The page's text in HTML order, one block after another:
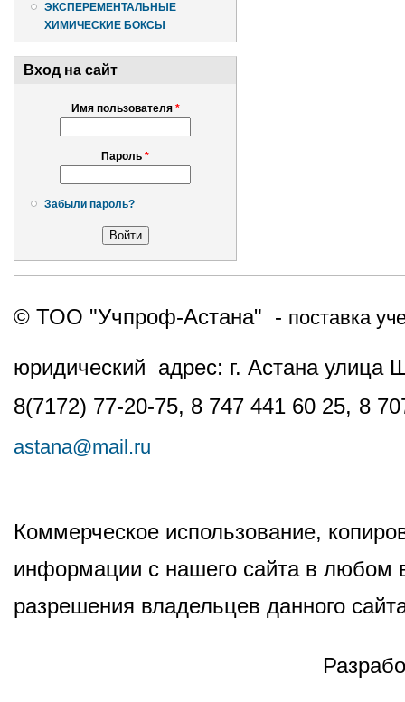
ЭКСПЕРЕМЕНТАЛЬНЫЕ
ХИМИЧЕСКИЕ БОКСЫ
Вход на сайт
Имя пользователя *
Пароль *
Забыли пароль?
© ТОО "Учпроф-Астана" - поставка
юридический адрес: г. Астана
8(7172) 77-20-75, 8 747 441 60 25, 8
astana@mail.ru
Коммерческое использование,
информации с нашего сайта в любом
разрешения владельцев данного